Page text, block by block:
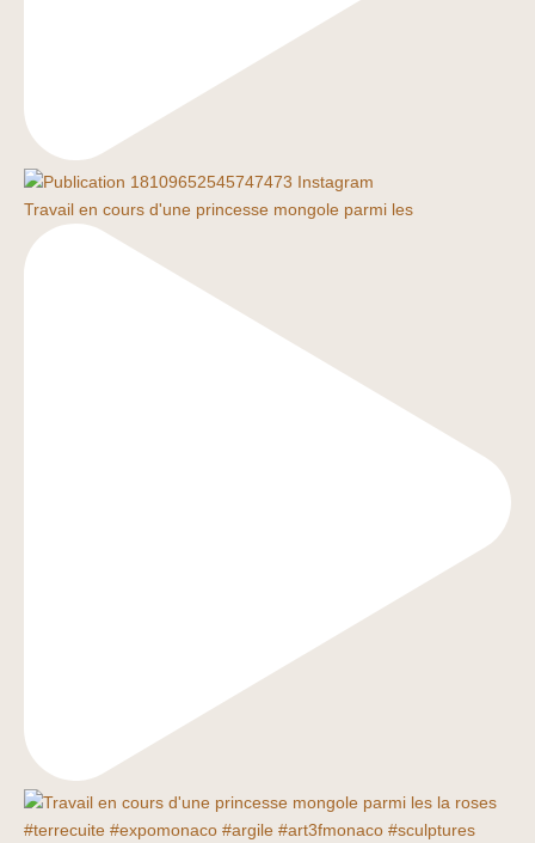
Travail en cours d'une princesse mongole parmi les